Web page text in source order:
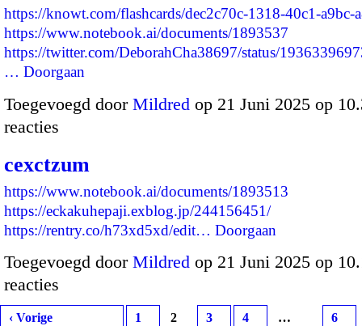
https://knowt.com/flashcards/dec2c70c-1318-40c1-a9bc-
https://www.notebook.ai/documents/1893537
https://twitter.com/DeborahCha38697/status/
… Doorgaan
Toegevoegd door Mildred op 21 Juni 2025 op
reacties
cexctzum
https://www.notebook.ai/documents/1893513
https://eckakuhepaji.exblog.jp/244156451/
https://rentry.co/h73xd5xd/edit… Doorgaan
Toegevoegd door Mildred op 21 Juni 2025 op
reacties
‹ Vorige 1 2 3 4 … 6